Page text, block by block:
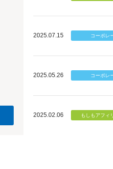
2025.07.15
2025.05.26
2025.02.06